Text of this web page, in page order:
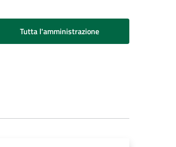
Tutta l'amministrazione